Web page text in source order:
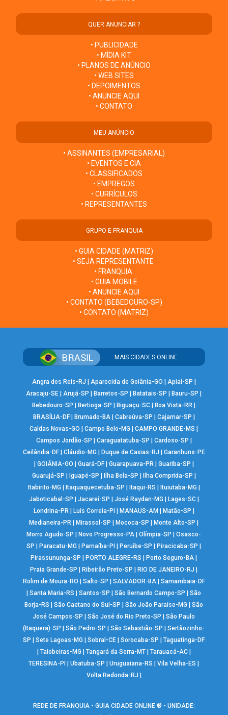
QUER ANUNCIAR ?
• PUBLICIDADE
• MÍDIA KIT
• PLANOS DE ANÚNCIO
• WEB SITES
• DEPOIMENTOS
• ANUNCIE AQUI
• CONTATO
MEU ANÚNCIO
• ASSINANTES (EMPRESARIAL)
• EVENTOS E CIA
• CLASSIFICADOS
• EMPREGOS
• CURRÍCULOS
• REPRESENTANTES
GRUPO E FRANQUIA
• GUIA CIDADE (MATRIZ)
• SEJA REPRESENTANTE
• FRANQUIA
• GUIA MOBILE
• ANUNCIE AQUI
• CONTATO (BEBEDOURO-SP)
• CONTATO (MATRIZ)
MAIS CIDADES ONLINE
Angra dos Reis-RJ Aparecida de Goiânia-GO Apiaí-SP
Aracaju-SE |Arujá-SP Barretos-SP Batatais-SP Bauru-SP
Bebedouro-SP
Bertioga-SP Biguaçu-SC Boa Vista-RR
BRASÍLIA-DF| Brumado-BA| Cabreúva-SP Cajamar-SP
Caldas Novas-GO
|Campo Belo-MG |CAMPO GRANDE-MS
Campos Jordão-SP
Caraguatatuba-SP Cardoso-SP
Ceilândia-DF| Cláudio-MG Duque de Caxias-RJ
Garanhuns-PE
GOIÂNIA-GO Guará-DF| Guarapuava-PR| Guariba-SP
Guarujá-SP
Iguapé-SP Ilha Bela-SP Ilha Comprida-SP
Itabirito-MG
Itaquaquecetuba-SP Itaqui-RS Ituiutaba-MG
Jaboticabal-SP
Jacareí-SP José Raydan-MG Lages-SC|
Londrina-PR| Luís Correia-PI MANAUS-AM Matão-SP
Medianeira-PR
Mirassol-SP Mococa-SP Monte Alto-SP
Morro Agudo-SP
Novo Progresso-PA |Olímpia-SP |Osasco-
SP
Paracatu-MG Parnaíba-PI Peruíbe-SP Piracicaba-SP
Pirassununga-SP
PORTO ALEGRE-RS Porto Seguro-BA
Praia Grande-SP
Ribeirão Preto-SP RIO DE JANEIRO-RJ
Rolim de Moura-RO
Salto-SP SALVADOR-BA| Samambaia-DF
|Santa Maria-RS |Santos-SP |São Bernardo Campo-SP |São
Borja-RS
|São Caetano do Sul-SP |São João Paraíso-MG |São
José Campos-SP
|São José do Rio Preto-SP |São Paulo
(Itaquera)-SP
|São Pedro-SP |São Sebastião-SP |Sertãozinho-
SP
|Sete Lagoas-MG |Sobral-CE |Sorocaba-SP |Taguatinga-DF
Taiobeiras-MG Tangará da Serra-MT| Tarauacá-AC|
TERESINA-PI
|Ubatuba-SP |Uruguaiana-RS |Vila Velha-ES
Volta Redonda-RJ
REDE DE FRANQUIA - GUIA CIDADE ONLINE ® - UNIDADE: